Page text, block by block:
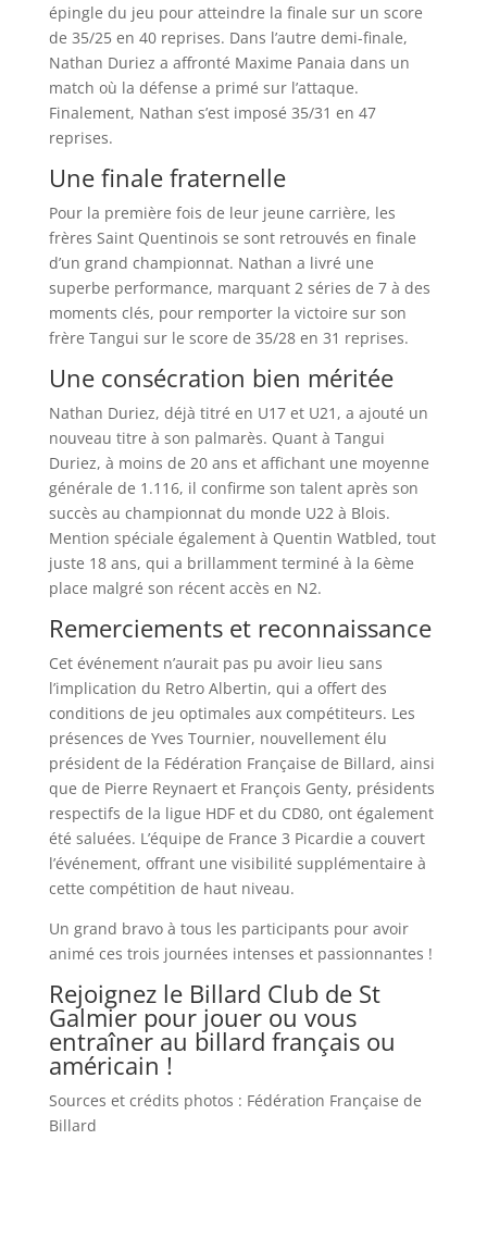
épingle du jeu pour atteindre la finale sur un score
de 35/25 en 40 reprises. Dans l’autre demi-finale,
Nathan Duriez a affronté Maxime Panaia dans un
match où la défense a primé sur l’attaque.
Finalement, Nathan s’est imposé 35/31 en 47
reprises.
Une finale fraternelle
Pour la première fois de leur jeune carrière, les
frères Saint Quentinois se sont retrouvés en finale
d’un grand championnat. Nathan a livré une
superbe performance, marquant 2 séries de 7 à des
moments clés, pour remporter la victoire sur son
frère Tangui sur le score de 35/28 en 31 reprises.
Une consécration bien méritée
Nathan Duriez, déjà titré en U17 et U21, a ajouté un
nouveau titre à son palmarès. Quant à Tangui
Duriez, à moins de 20 ans et affichant une moyenne
générale de 1.116, il confirme son talent après son
succès au championnat du monde U22 à Blois.
Mention spéciale également à Quentin Watbled, tout
juste 18 ans, qui a brillamment terminé à la 6ème
place malgré son récent accès en N2.
Remerciements et reconnaissance
Cet événement n’aurait pas pu avoir lieu sans
l’implication du Retro Albertin, qui a offert des
conditions de jeu optimales aux compétiteurs. Les
présences de Yves Tournier, nouvellement élu
président de la Fédération Française de Billard, ainsi
que de Pierre Reynaert et François Genty, présidents
respectifs de la ligue HDF et du CD80, ont également
été saluées. L’équipe de France 3 Picardie a couvert
l’événement, offrant une visibilité supplémentaire à
cette compétition de haut niveau.
Un grand bravo à tous les participants pour avoir
animé ces trois journées intenses et passionnantes !
Rejoignez le Billard Club de St
Galmier pour jouer ou vous
entraîner au billard français ou
américain !
Sources et crédits photos : Fédération Française de
Billard